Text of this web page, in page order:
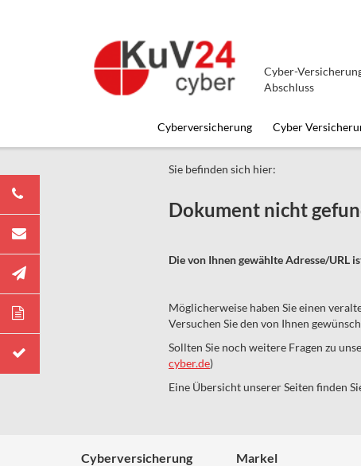
Cyber-
Abschluss
Cyberversicherung Cyber
Sie befinden sich hier:
Dokument nicht
Die von Ihnen gewählte Adresse/URL
Möglicherweise haben Sie einen
Versuchen Sie den von Ihnen
Sollten Sie noch weitere Fragen zu
cyber.de)
Eine Übersicht unserer Seiten finden
Cyberversicherung Markel